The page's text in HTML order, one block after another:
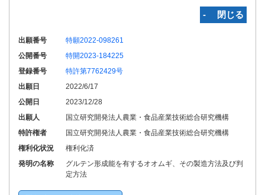
‐ 閉じる
出願番号
特願2022-098261
公開番号
特開2023-184225
登録番号
特許第7762429号
出願日
2022/6/17
公開日
2023/12/28
出願人
国立研究開発法人農業・食品産業技術総合研究機構
特許権者
国立研究開発法人農業・食品産業技術総合研究機構
権利化状況
権利化済
発明の名称
グルテン形成能を有するオオムギ、その製造方法及び判
定方法